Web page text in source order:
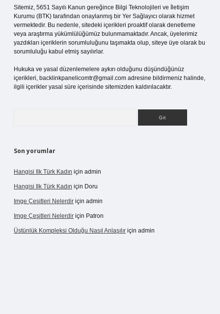
Sitemiz, 5651 Sayılı Kanun gereğince Bilgi Teknolojileri ve İletişim
Kurumu (BTK) tarafından onaylanmış bir Yer Sağlayıcı olarak hizmet
vermektedir. Bu nedenle, sitedeki içerikleri proaktif olarak denetleme
veya araştırma yükümlülüğümüz bulunmamaktadır. Ancak, üyelerimiz
yazdıkları içeriklerin sorumluluğunu taşımakta olup, siteye üye olarak bu
sorumluluğu kabul etmiş sayılırlar.
Hukuka ve yasal düzenlemelere aykırı olduğunu düşündüğünüz
içerikleri, backlinkpanelicomtr@gmail.com adresine bildirmeniz halinde,
ilgili içerikler yasal süre içerisinde sitemizden kaldırılacaktır.
Son yorumlar
Hangisi Ilk Türk Kadın için admin
Hangisi Ilk Türk Kadın için Doru
Imge Çeşitleri Nelerdir için admin
Imge Çeşitleri Nelerdir için Patron
Üstünlük Kompleksi Olduğu Nasıl Anlaşılır için admin